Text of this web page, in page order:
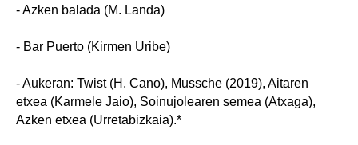
- Azken balada (M. Landa)
- Bar Puerto (Kirmen Uribe)
- Aukeran: Twist (H. Cano), Mussche (2019), Aitaren
etxea (Karmele Jaio), Soinujolearen semea (Atxaga),
Azken etxea (Urretabizkaia).*